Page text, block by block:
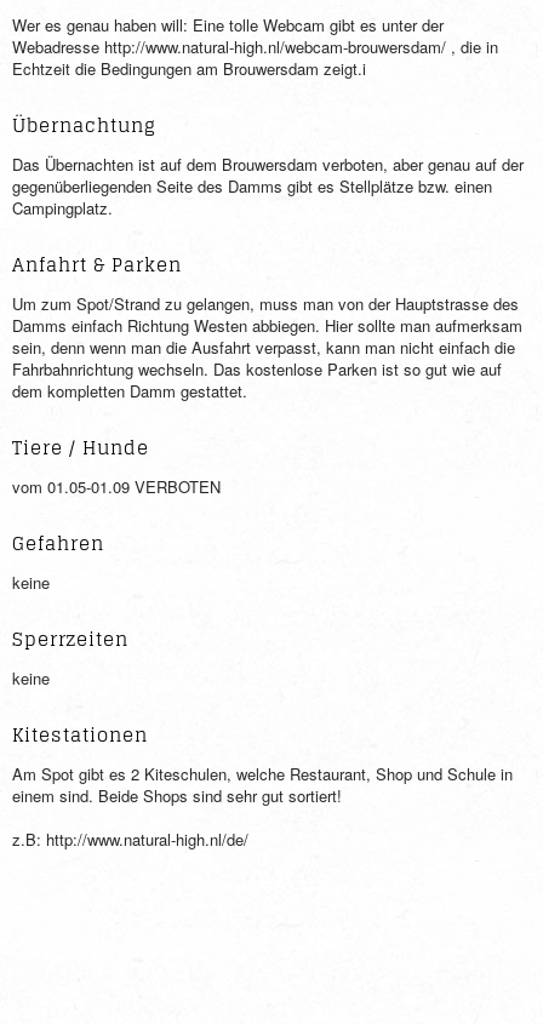
Wer es genau haben will: Eine tolle Webcam gibt es unter der
Webadresse http://www.natural-high.nl/webcam-brouwersdam/ , die in
Echtzeit die Bedingungen am Brouwersdam zeigt.i
Übernachtung
Das Übernachten ist auf dem Brouwersdam verboten, aber genau auf der
gegenüberliegenden Seite des Damms gibt es Stellplätze bzw. einen
Campingplatz.
Anfahrt & Parken
Um zum Spot/Strand zu gelangen, muss man von der Hauptstrasse des
Damms einfach Richtung Westen abbiegen. Hier sollte man aufmerksam
sein, denn wenn man die Ausfahrt verpasst, kann man nicht einfach die
Fahrbahnrichtung wechseln. Das kostenlose Parken ist so gut wie auf
dem kompletten Damm gestattet.
Tiere / Hunde
vom 01.05-01.09 VERBOTEN
Gefahren
keine
Sperrzeiten
keine
Kitestationen
Am Spot gibt es 2 Kiteschulen, welche Restaurant, Shop und Schule in
einem sind. Beide Shops sind sehr gut sortiert!
z.B: http://www.natural-high.nl/de/